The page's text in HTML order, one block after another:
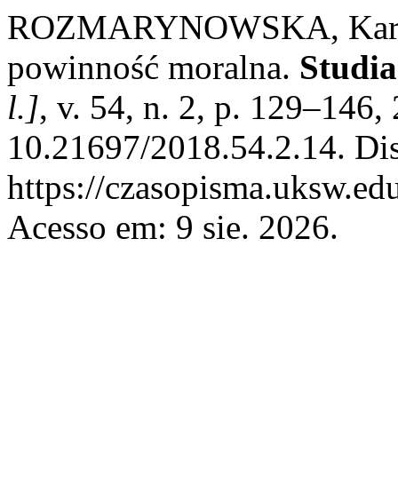
ROZMARYNOWSKA,
powinność moralna.
l.], v. 54, n. 2, p.
10.21697/2018.54.2.14.
https://
Acesso em: 9 sie. 2026.